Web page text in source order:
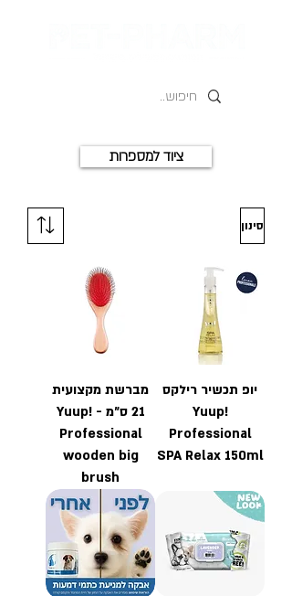
ציוד למספרות
סינון
יופ תכשיר רילקס
Yuup!
Professional
SPA Relax 150ml
מברשת מקצועית
21 ס״מ - Yuup!
Professional
wooden big
brush